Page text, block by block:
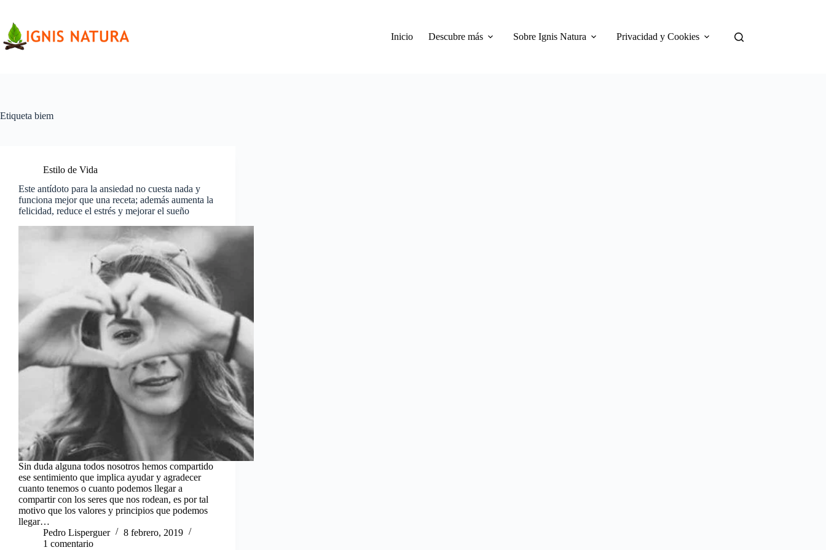
contenido
Inicio
Descubre más Sobre Ignis Natura Privacidad y Cookies
Etiqueta biem
Estilo de Vida
Este antídoto para la ansiedad no cuesta nada y
funciona mejor que una receta; además aumenta la
felicidad, reduce el estrés y mejorar el sueño
Sin duda alguna todos nosotros hemos compartido
ese sentimiento que implica ayudar y agradecer
cuanto tenemos o cuanto podemos llegar a
compartir con los seres que nos rodean, es por tal
motivo que los valores y principios que podemos
llegar…
Pedro Lisperguer
8 febrero, 2019
1 comentario